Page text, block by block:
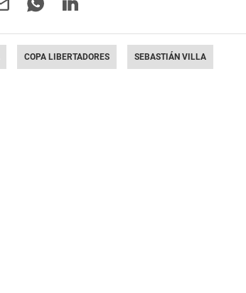
COPA LIBERTADORES SEBASTIÁN VILLA